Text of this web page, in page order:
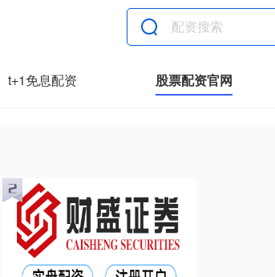
t+1免息配资 股票配资官网